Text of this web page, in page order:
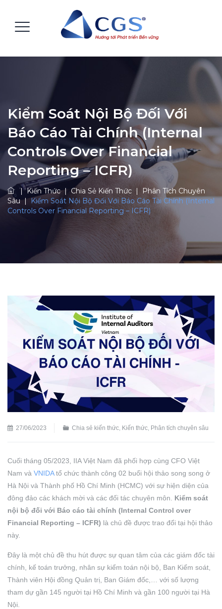
Kiểm Soát Nội Bộ Đối Với
Báo Cáo Tài Chính (Internal
Controls Over Financial
Reporting – ICFR)
|Kiến Thức| Chia Sẻ Kiến Thức |
Phân Tích Chuyên
Sâu| Kiểm Soát Nội Bộ Đối Với Báo Cáo Tài Chính (Internal
Controls Over Financial Reporting – ICFR)
27/06/2023 Chia sẻ kiến thức, Kiến thức, Phân tích chuyên sâu
Cuối tháng 05/2023, IIA Việt Nam đã phối hợp cùng CFO Việt
Nam và VNIDAtổ chức thành công 02 buổi hội thảo song song ở
Hà Nội và Thành phố Hồ Chí Minh (HCMC) với sự hiện diện của
đông đảo các khách mời và các đối tác chuyên môn. Kiểm soát
nội bộ đối với Báo cáo tài chính (Internal Control over
Financial Reporting – ICFR) là chủ đề được trao đổi tại hội thảo
này.
Đây là một chủ đề thu hút được sự quan tâm của các giám đốc tài
chính, kế toán trưởng, nhân sự kiểm toán nội bộ, Ban Kiểm soát,
Thành viên Hội đồng Quản trị, Ban Giám đốc,… với số lượng
tham dự gần 145 người tại Hồ Chí Minh và gần 100 người tại Hà
Nội.